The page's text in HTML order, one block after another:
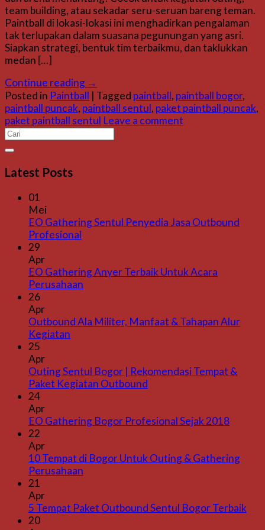
team building, atau sekadar seru-seruan bareng teman.
Paintball di lokasi-lokasi ini menghadirkan pengalaman
tak terlupakan dalam suasana pegunungan yang asri.
Siapkan strategi, bentuk tim terbaikmu, dan taklukkan
medan […]
Continue reading →
Posted in Paintball | Tagged paintball, paintball bogor,
paintball puncak, paintball sentul, paket paintball puncak,
paket paintball sentul Leave a comment
Latest Posts
01
Mei
EO Gathering Sentul Penyedia Jasa Outbound
Profesional
29
Apr
EO Gathering Anyer Terbaik Untuk Acara
Perusahaan
26
Apr
Outbound Ala Militer, Manfaat & Tahapan Alur
Kegiatan
25
Apr
Outing Sentul Bogor | Rekomendasi Tempat &
Paket Kegiatan Outbound
24
Apr
EO Gathering Bogor Profesional Sejak 2018
22
Apr
10 Tempat di Bogor Untuk Outing & Gathering
Perusahaan
21
Apr
5 Tempat Paket Outbound Sentul Bogor Terbaik
20